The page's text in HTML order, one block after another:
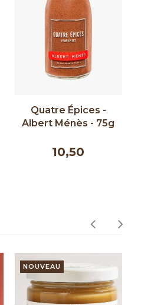
Mélange pour
Couscous - Albert
10,50
NOUVEAU